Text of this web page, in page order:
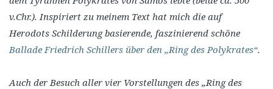
v.Chr.). Inspiriert zu meinem Text hat mich die auf
Herodots Schilderung basierende, faszinierend schöne
Ballade Friedrich Schillers über den „Ring des Polykrates“.
Auch der Besuch aller vier Vorstellungen des „Ring des